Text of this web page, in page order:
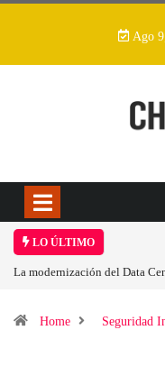
Ago
LO ÚLTIMO
La modernización del Data
Home
Seguridad